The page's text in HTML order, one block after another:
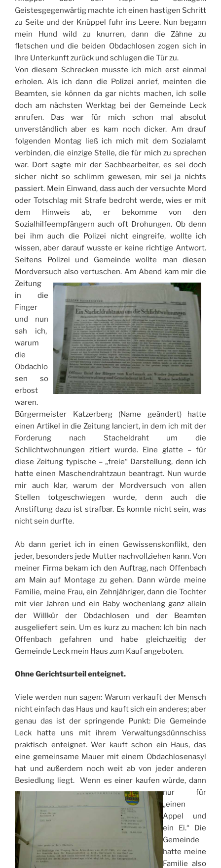
Geistesgegenwärtig machte ich einen hastigen Schritt
zu Seite und der Knüppel fuhr ins Leere. Nun begann
mein Hund wild zu knurren, dann die Zähne zu
fletschen und die beiden Obdachlosen zogen sich in
Ihre Unterkunft zurück und schlugen die Tür zu.
Von diesem Schrecken musste ich mich erst einmal
erholen. Als ich dann die Polizei anrief, meinten die
Beamten, sie können da gar nichts machen, ich solle
doch am nächsten Werktag bei der Gemeinde Leck
anrufen. Das war für mich schon mal absolut
unverständlich aber es kam noch dicker. Am drauf
folgenden Montag ließ ich mich mit dem Sozialamt
verbinden, die einzige Stelle, die für mich zu sprechen
war. Dort sagte mir der Sachbearbeiter, es sei doch
sicher nicht so schlimm gewesen, mir sei ja nichts
passiert. Mein Einwand, dass auch der versuchte Mord
oder Totschlag mit Strafe bedroht werde, wies er mit
dem Hinweis ab, er bekomme von den
Sozialhilfeempfängern auch oft Drohungen. Ob denn
bei ihm auch die Polizei nicht eingreife, wollte ich
wissen, aber darauf wusste er keine richtige Antwort.
Seitens Polizei und Gemeinde wollte man diesen
Mordversuch also vertuschen. Am Abend kam mir die
Zeitung
in die
Finger
und nun
sah ich,
warum
die
Obdachlo
sen so
erbost
waren.
Bürgermeister Katzerberg (Name geändert) hatte
einen Artikel in die Zeitung lanciert, in dem ich mit der
Forderung nach Stacheldraht um die
Schlichtwohnungen zitiert wurde. Eine glatte – für
diese Zeitung typische – „freie“ Darstellung, denn ich
hatte einen Maschendrahtzaun beantragt. Nun wurde
mir auch klar, warum der Mordversuch von allen
Stellen totgeschwiegen wurde, denn auch die
Anstiftung dazu ist strafbar. Es konnte nicht sein, was
nicht sein durfte.
Ab dann geriet ich in einen Gewissenskonflikt, den
jeder, besonders jede Mutter nachvollziehen kann. Von
meiner Firma bekam ich den Auftrag, nach Offenbach
am Main auf Montage zu gehen. Dann würde meine
Familie, meine Frau, ein Zehnjähriger, dann die Tochter
mit vier Jahren und ein Baby wochenlang ganz allein
der Willkür der Obdachlosen und der Beamten
ausgeliefert sein. Um es kurz zu machen: Ich bin nach
Offenbach gefahren und habe gleichzeitig der
Gemeinde Leck mein Haus zum Kauf angeboten.
Ohne Gerichtsurteil enteignet.
Viele werden nun sagen: Warum verkauft der Mensch
nicht einfach das Haus und kauft sich ein anderes; aber
genau das ist der springende Punkt: Die Gemeinde
Leck hatte uns mit ihrem Verwaltungsdünnschiss
praktisch enteignet. Wer kauft schon ein Haus, das
eine gemeinsame Mauer mit einem Obdachlosenasyl
hat und außerdem noch weit ab von jeder anderen
Besiedlung liegt. Wenn es einer kaufen würde, dann
nur für
„einen
Appel und
ein Ei.“ Die
Gemeinde
hatte meine
Familie also